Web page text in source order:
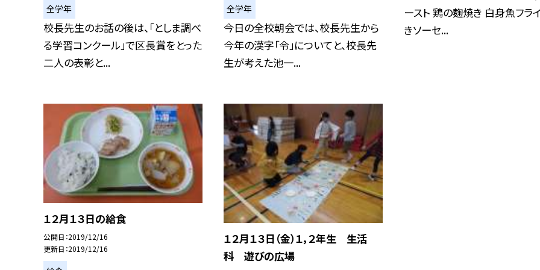
全学年
校長先生のお話の後は、「としま調べ
る学習コンクール」で区長賞をとった
二人の表彰と...
全学年
今日の全校朝会では、校長先生から
今年の漢字「令」についてと、校長先
生が考えた池一...
ースト 鶏の麹焼き 白身魚フラ
きソーセ...
１２月１３日の給食
公開日 2019/12/16
更新日 2019/12/16
１２月１３日（金）１，２年生 生活
科 遊びの広場